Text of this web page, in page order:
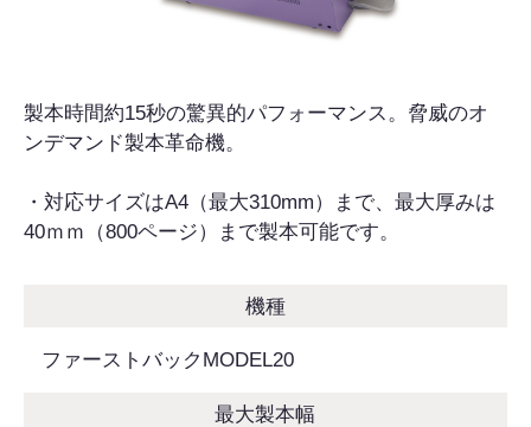
製本時間約15秒の驚異的パフォーマンス。脅威のオ
ンデマンド製本革命機。
・対応サイズはA4（最大310mm）まで、最大厚みは
40ｍｍ（800ページ）まで製本可能です。
機種
ファーストバックMODEL20
最大製本幅